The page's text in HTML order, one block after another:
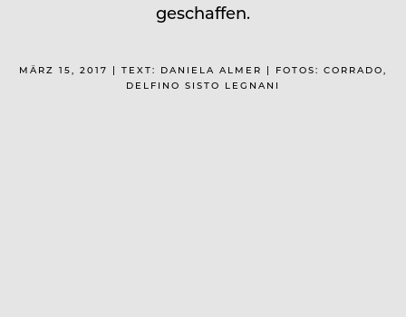
geschaffen.
MÄRZ 15, 2017 | TEXT: DANIELA ALMER | FOTOS: CORRADO,
DELFINO SISTO LEGNANI